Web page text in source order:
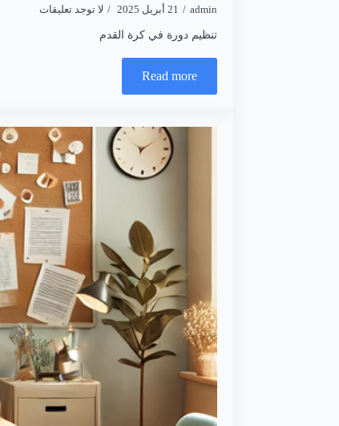
admin 21 أبريل 2025 لا توجد تعليقات
تنظيم دورة في كرة القدم
Read more